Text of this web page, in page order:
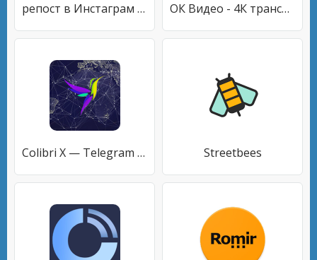
репост в Инстаграм (Repost Post IGTV Reels) ОК Видео - 4К трансляции, фильмы, ТВ каналы.
Colibri X — Telegram unofficial Streetbees